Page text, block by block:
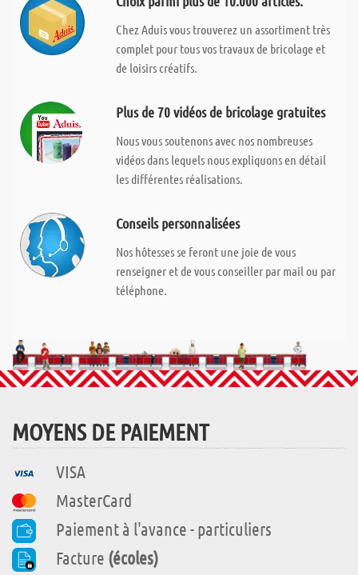
Chez Aduis vous trouverez un assortiment très
complet pour tous vos travaux de bricolage et
de loisirs créatifs.
Plus de 70 vidéos de bricolage gratuites
Nous vous soutenons avec nos nombreuses
vidéos dans lequels nous expliquons en détail
les différentes réalisations.
Conseils personnalisées
Nos hôtesses se feront une joie de vous
renseigner et de vous conseiller par mail ou par
téléphone.
MOYENS DE PAIEMENT
VISA
MasterCard
Paiement à l'avance - particuliers
Facture (écoles)